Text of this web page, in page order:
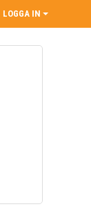
LOGGA IN